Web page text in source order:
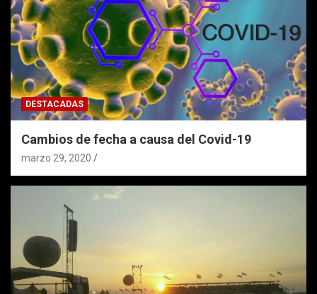
DESTACADAS
Cambios de fecha a causa del Covid-19
marzo 29, 2020